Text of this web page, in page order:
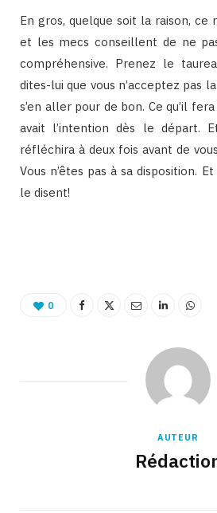
En gros, quelque soit la raison, ce
et les mecs conseillent de ne
compréhensive. Prenez le
dites-lui que vous n’acceptez pas la
s’en aller pour de bon. Ce qu’il
avait l’intention dès le départ.
réfléchira à deux fois avant de
Vous n’êtes pas à sa disposition.
le disent!
0
AUTEUR